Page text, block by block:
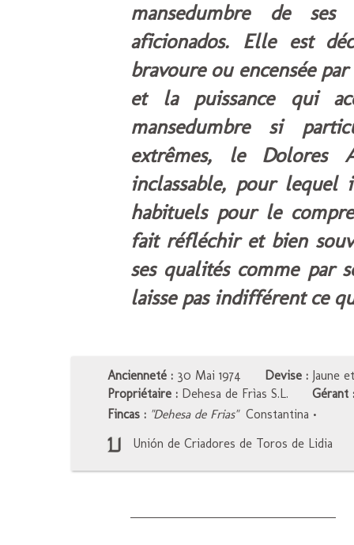
mansedumbrede ses
aficionados. Elle est
bravoure ou encensée
et la puissance qui
mansedumbresi
extrêmes, le Dolores
inclassable, pour lequel
habituels pour le
fait réfléchir et bien
ses qualités comme par
laisse pas indifférent ce
Ancienneté : 30 Mai 1974 Devise : Jaune
Propriétaire : Dehesa de Frìas S.L.
Gérant :
Fincas : "Dehesa de Frias" Constantina •
Unión de Criadores de Toros de Lidia